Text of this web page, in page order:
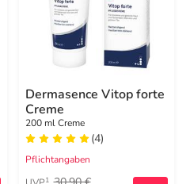
Dermasence Vitop forte
Creme
200 ml Creme
(4)
Pflichtangaben
1